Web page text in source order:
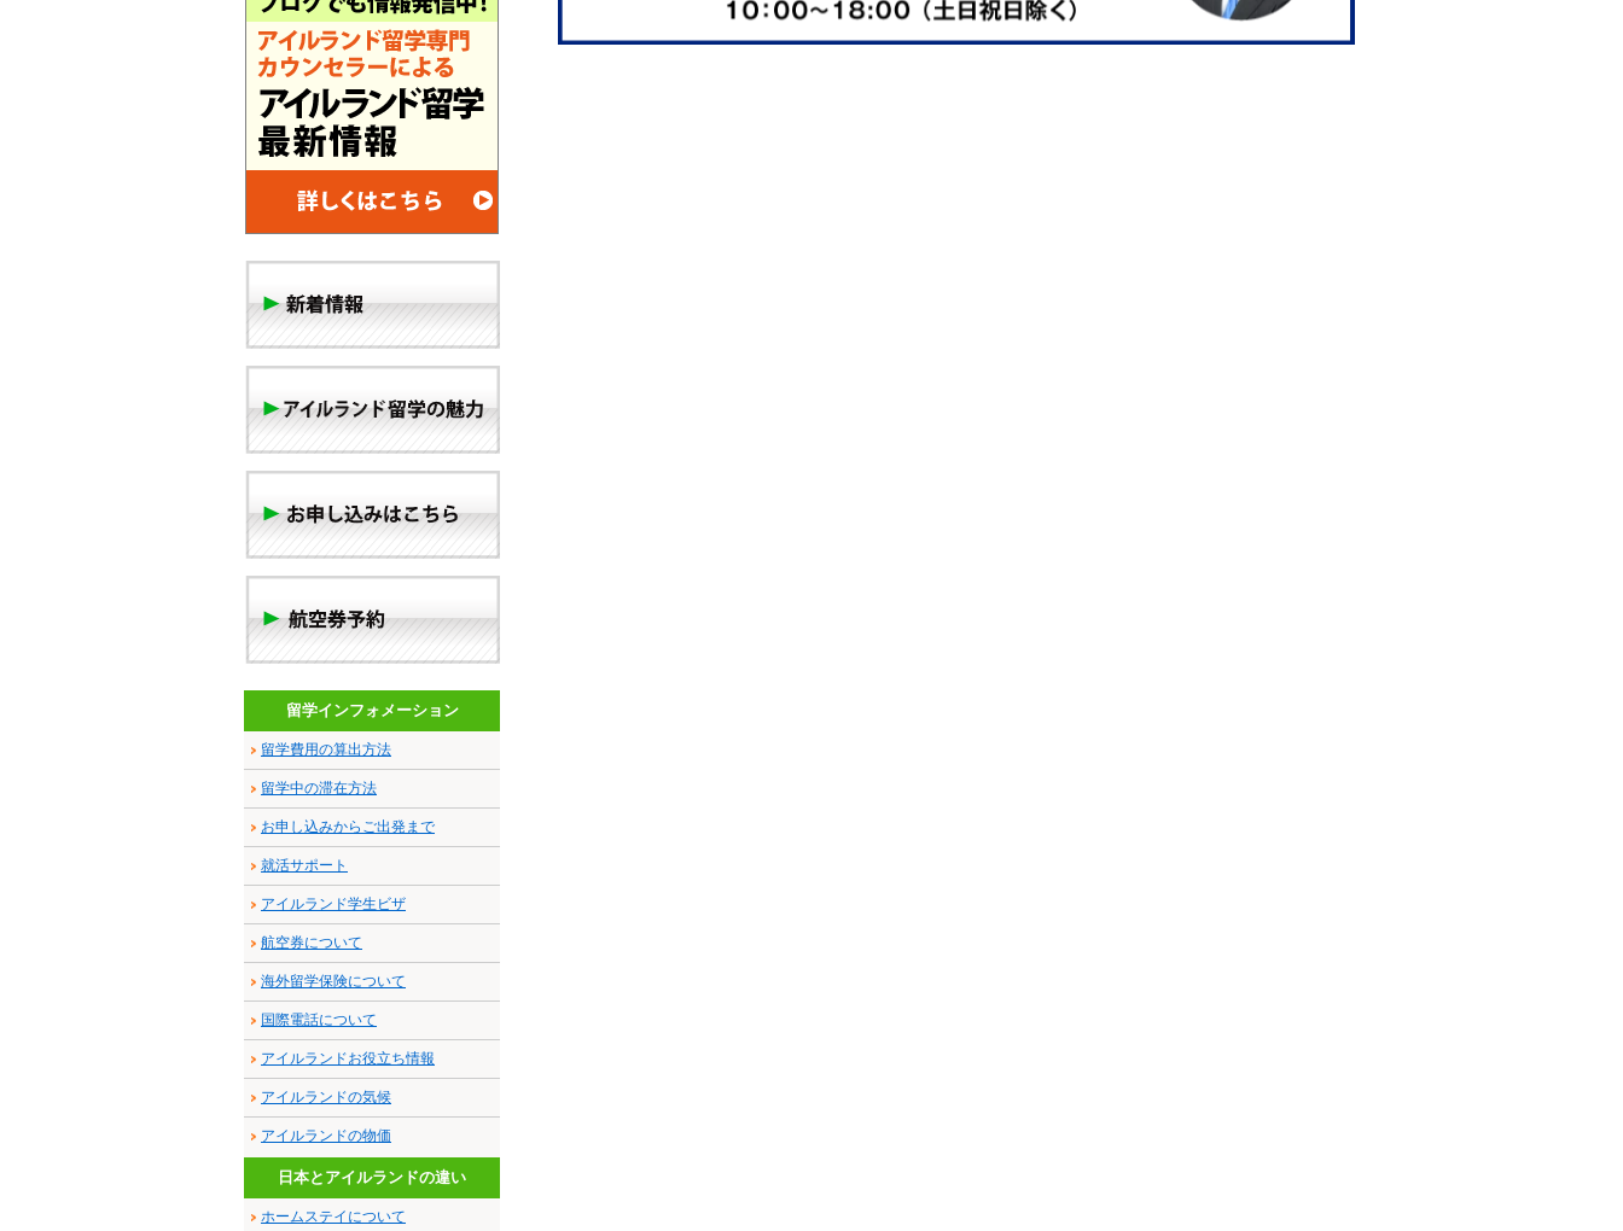
留学インフォメーション
留学費用の算出方法
留学中の滞在方法
お申し込みからご出発まで
就活サポート
アイルランド学生ビザ
航空券について
海外留学保険について
国際電話について
アイルランドお役立ち情報
アイルランドの気候
アイルランドの物価
日本とアイルランドの違い
ホームステイについて